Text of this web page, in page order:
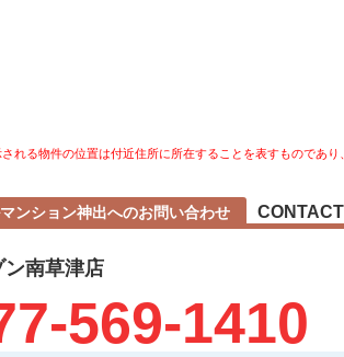
れる物件の位置は付近住所に所在することを表すものであり
ンション神出へのお問い合わせ
南草津店
569-1410